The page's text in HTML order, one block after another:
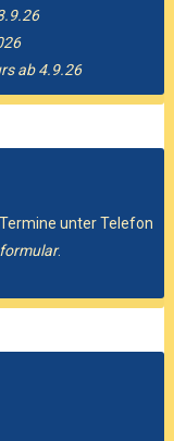
ab 4.9.26
unter Telefon
.